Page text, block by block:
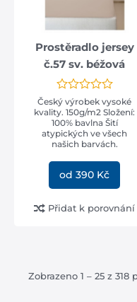
Prostěradlo jersey
č.57 sv. béžová
Český výrobek vysoké
kvality. 150g/m2 Složení:
100% bavlna Šití
atypických ve všech
našich barvách.
od 390 Kč
Přidat k porovnání
Zobrazeno 1 – 25 z 318